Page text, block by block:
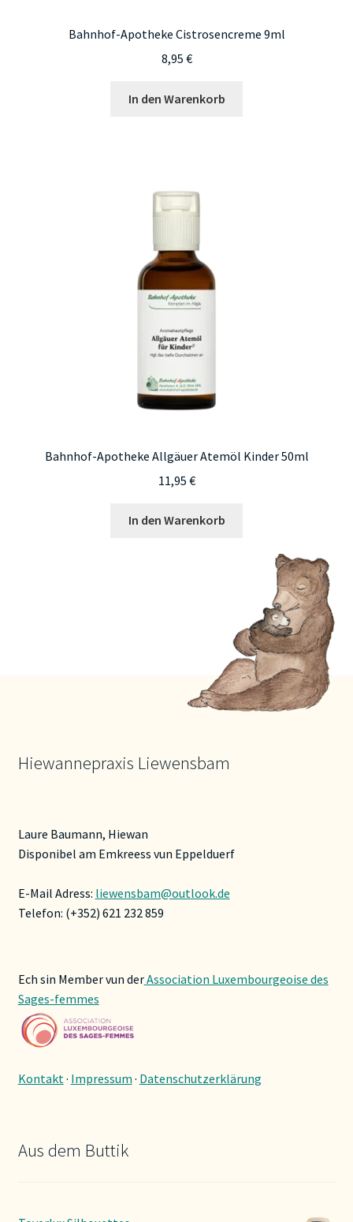
Bahnhof-Apotheke Cistrosencreme 9ml
8,95 €
In den Warenkorb
Bahnhof-Apotheke Allgäuer Atemöl Kinder 50ml
11,95 €
In den Warenkorb
Hiewannepraxis Liewensbam
Laure Baumann, Hiewan
Disponibel am Emkreess vun Eppelduerf
E-Mail Adress: liewensbam@outlook.de
Telefon: (+352) 621 232 859
Ech sin Member vun derAssociation Luxembourgeoise des
Sages-femmes
Kontakt· Impressum · Datenschutzerklärung
Aus dem Buttik